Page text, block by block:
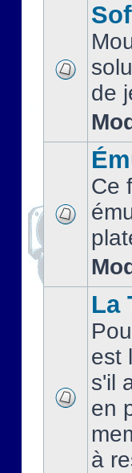
de
Ce
La
est
s'il
en
à